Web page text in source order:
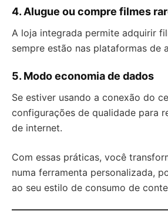
4. Alugue ou compre filmes
A loja integrada permite adquirir
sempre estão nas plataformas de
5. Modo economia de dados
Se estiver usando a conexão do
configurações de qualidade para
de internet.
Com essas práticas, você
numa ferramenta personalizada,
ao seu estilo de consumo de